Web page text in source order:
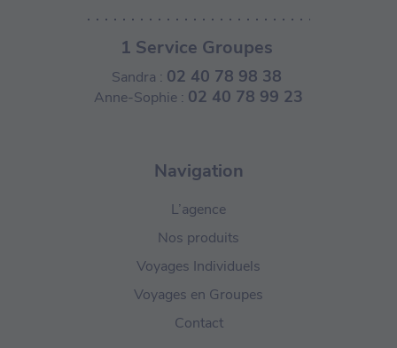
1 Service Groupes
Sandra : 02 40 78 98 38
Anne-Sophie : 02 40 78 99 23
Navigation
L’agence
Nos produits
Voyages Individuels
Voyages en Groupes
Contact